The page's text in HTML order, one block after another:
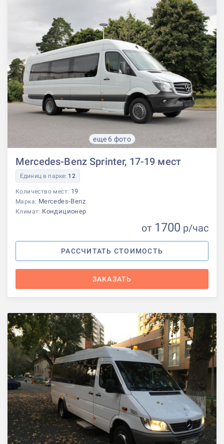
еще 6 фото
Mercedes-Benz Sprinter, 17-19 мест
Единиц в парке: 12
Количество мест: 19
Марка: Mercedes-Benz
Климат: Кондиционер
от 1700 р/час
РАССЧИТАТЬ СТОИМОСТЬ
ЗАКАЗАТЬ